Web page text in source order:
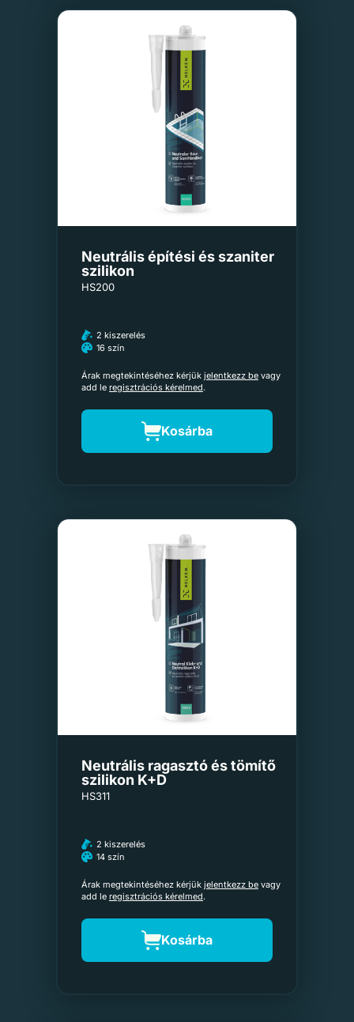
Neutrális építési és szaniter
szilikon
HS200
2 kiszerelés
16 szín
Árak megtekintéséhez kérjük jelentkezz be vagy
add le regisztrációs kérelmed.
Kosárba
Neutrális ragasztó és tömítő
szilikon K+D
HS311
2 kiszerelés
14 szín
Árak megtekintéséhez kérjük jelentkezz be vagy
add le regisztrációs kérelmed.
Kosárba